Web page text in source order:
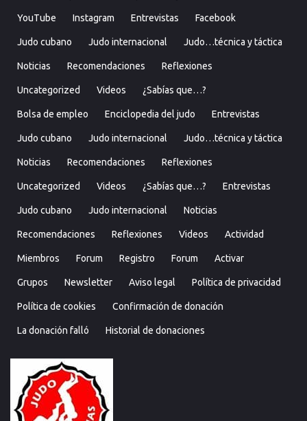
YouTube Instagram Entrevistas Facebook
Judo cubano Judo internacional Judo…técnica y táctica
Noticias Recomendaciones Reflexiones
Uncategorized Videos ¿Sabías que…?
Bolsa de empleo Enciclopedia del judo Entrevistas
Judo cubano Judo internacional Judo…técnica y táctica
Noticias Recomendaciones Reflexiones
Uncategorized Videos ¿Sabías que…? Entrevistas
Judo cubano Judo internacional Noticias
Recomendaciones Reflexiones Videos Actividad
Miembros Forum Registro Forum Activar
Grupos Newsletter Aviso legal Política de privacidad
Política de cookies Confirmación de donación
La donación falló Historial de donaciones